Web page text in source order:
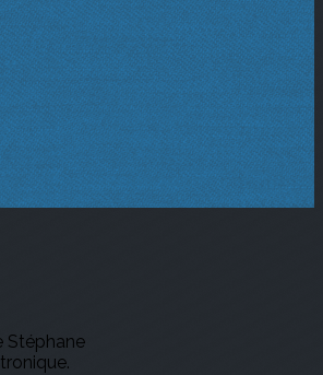
Stéphane